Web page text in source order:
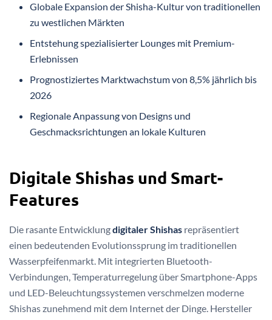
Globale Expansion der Shisha-Kultur von traditionellen
zu westlichen Märkten
Entstehung spezialisierter Lounges mit Premium-
Erlebnissen
Prognostiziertes Marktwachstum von 8,5% jährlich bis
2026
Regionale Anpassung von Designs und
Geschmacksrichtungen an lokale Kulturen
Digitale Shishas und Smart-
Features
Die rasante Entwicklungdigitaler Shishas repräsentiert
einen bedeutenden Evolutionssprung im traditionellen
Wasserpfeifenmarkt. Mit integrierten Bluetooth-
Verbindungen, Temperaturregelung über Smartphone-Apps
und LED-Beleuchtungssystemen verschmelzen moderne
Shishas zunehmend mit dem Internet der Dinge. Hersteller